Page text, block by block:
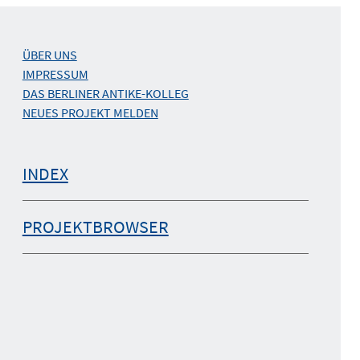
ÜBER UNS
IMPRESSUM
DAS BERLINER ANTIKE-KOLLEG
NEUES PROJEKT MELDEN
INDEX
PROJEKTBROWSER